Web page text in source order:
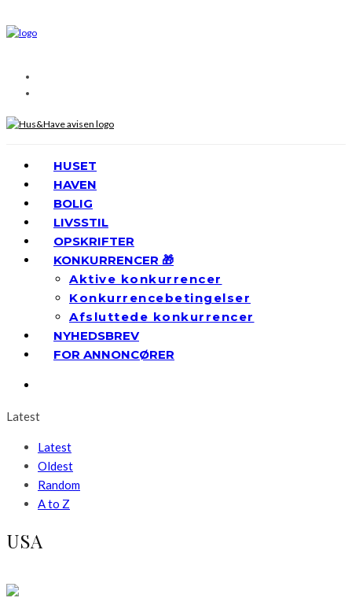
HUSET
HAVEN
BOLIG
LIVSSTIL
OPSKRIFTER
KONKURRENCER 🎁
Aktive konkurrencer
Konkurrencebetingelser
Afsluttede konkurrencer
NYHEDSBREV
FOR ANNONCØRER
Latest
Latest
Oldest
Random
A to Z
USA